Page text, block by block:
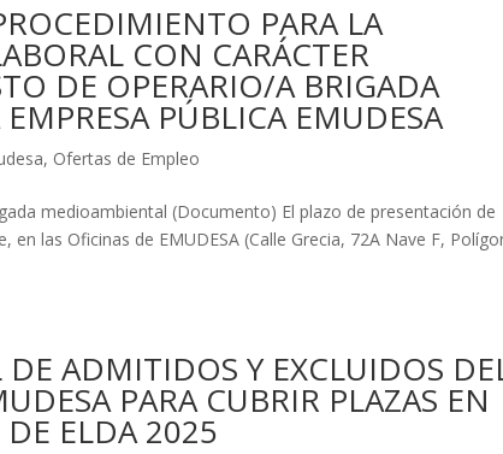
PARA LA
CON CARÁCTER
DE OPERARIO/A BRIGADA
PÚBLICA EMUDESA
, Ofertas de Empleo
medioambiental (Documento) El plazo de presentación de
las Oficinas de EMUDESA (Calle Grecia, 72A Nave F,
ADMITIDOS Y EXCLUIDOS
PARA CUBRIR PLAZAS EN
DE ELDA 2025